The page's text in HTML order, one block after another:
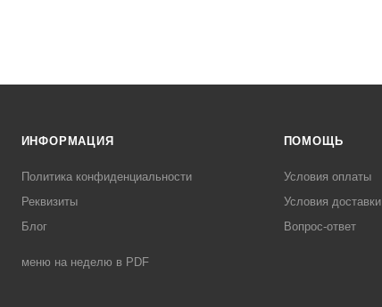
ИНФОРМАЦИЯ
Политика конфиденциальности
Реквизиты
Блог
меню на неделю в PDF
ПОМОЩЬ
Условия оплаты
Условия доставки
Вопрос-ответ